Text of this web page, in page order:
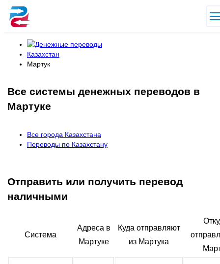
Казахстан
Мартук
Все системы денежных переводов в
Мартуке
Все города Казахстана
Переводы по Казахстану
Отправить или получить перевод
наличными
Система
Адреса в
Мартуке
Куда отправляют
из Мартука